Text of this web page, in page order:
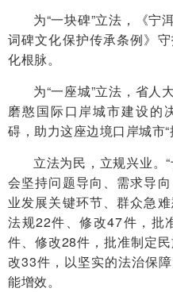
为“一块碑”立法，《宁
词碑文化保护传承条例》
化根脉。
为“一座城”立法，省人
磨憨国际口岸城市建设的
碍，助力这座边境口岸城市“
立法为民，立规兴业。
会坚持问题导向、需求导
业发展关键环节、群众急
法规22件、修改47件，批
件、修改28件，批准制定
改33件，以坚实的法治保
能增效。